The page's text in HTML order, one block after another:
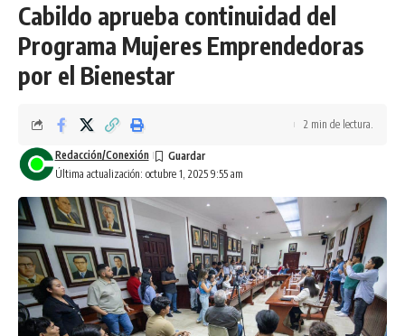
Cabildo aprueba continuidad del
Programa Mujeres Emprendedoras
por el Bienestar
Última actualización: octubre 1, 2025 9:55 am
Redacción/Conexión
2 min de lectura.